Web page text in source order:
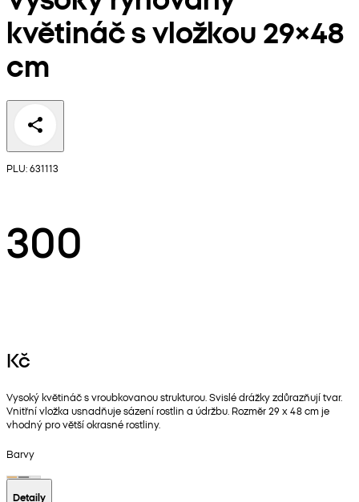
květináč s vložkou 29×48
cm
PLU: 631113
300
Kč
Vysoký květináč s vroubkovanou strukturou. Svislé drážky zdůrazňují tvar.
Vnitřní vložka usnadňuje sázení rostlin a údržbu. Rozměr 29 x 48 cm je
vhodný pro větší okrasné rostliny.
Barvy
Detaily